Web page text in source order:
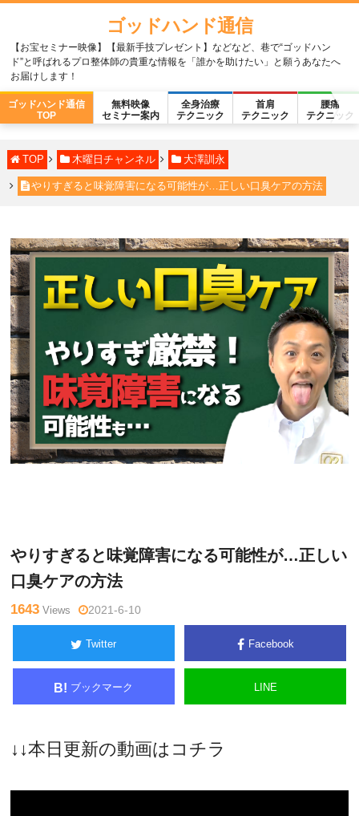
ゴッドハンド通信
【お宝セミナー映像】【最新手技プレゼント】などなど、巷で“ゴッドハン
ド”と呼ばれるプロ整体師の貴重な情報を「誰かを助けたい」と願うあなたへ
お届けします！
ゴッドハンド通信
TOP
無料映像
セミナー案内
全身治療
テクニック
首肩
テクニック
腰痛
テクニック
TOP 木曜日チャンネル 大澤訓永
やりすぎると味覚障害になる可能性が…正しい口臭ケアの方法
やりすぎると味覚障害になる可能性が…正しい
口臭ケアの方法
1643 Views 2021-6-10
Twitter Facebook
B! ブックマーク LINE
↓↓本日更新の動画はコチラ